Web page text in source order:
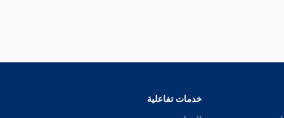
خدمات تفاعلية